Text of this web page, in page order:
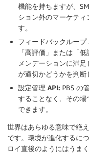
機能を持ちますが、
ション外のマーケテ
す。
フィードバックループ
「高評価」または「
メンデーションに満
が適切かどうかを判断
設定管理 API: PBS の
することなく、その
できます。
世界はあらゆる意味で絶
です。環境が進化するに
ロイ直後のようにはうま